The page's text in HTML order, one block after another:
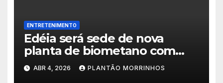
ENTRETENIMENTO
Edéia será sede de nova
planta de biometano com
investimento de R$ 245
milhões
ABR 4, 2026 PLANTÃO MORRINHOS